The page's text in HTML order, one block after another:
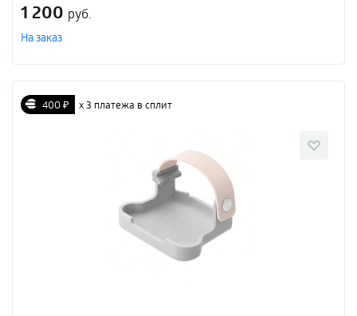
1 200 руб.
На заказ
400 ₽ х 3 платежа в сплит